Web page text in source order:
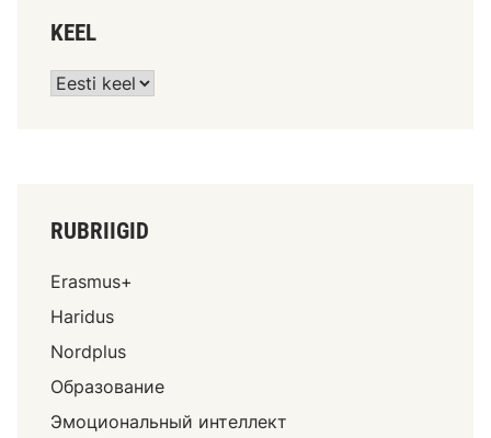
KEEL
RUBRIIGID
Erasmus+
Haridus
Nordplus
Образование
Эмоциональный интеллект